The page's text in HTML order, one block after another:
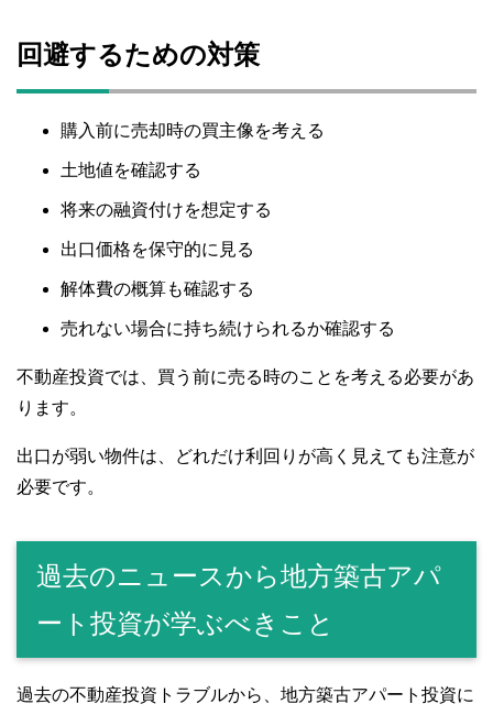
回避するための対策
購入前に売却時の買主像を考える
土地値を確認する
将来の融資付けを想定する
出口価格を保守的に見る
解体費の概算も確認する
売れない場合に持ち続けられるか確認する
不動産投資では、買う前に売る時のことを考える必要があ
ります。
出口が弱い物件は、どれだけ利回りが高く見えても注意が
必要です。
過去のニュースから地方築古アパ
ート投資が学ぶべきこと
過去の不動産投資トラブルから、地方築古アパート投資に